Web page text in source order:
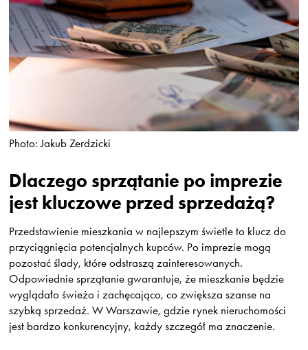
Photo: Jakub Zerdzicki
Dlaczego sprzątanie po imprezie
jest kluczowe przed sprzedażą?
Przedstawienie mieszkania w najlepszym świetle to klucz do
przyciągnięcia potencjalnych kupców. Po imprezie mogą
pozostać ślady, które odstraszą zainteresowanych.
Odpowiednie sprzątanie gwarantuje, że mieszkanie będzie
wyglądało świeżo i zachęcająco, co zwiększa szanse na
szybką sprzedaż. W Warszawie, gdzie rynek nieruchomości
jest bardzo konkurencyjny, każdy szczegół ma znaczenie.